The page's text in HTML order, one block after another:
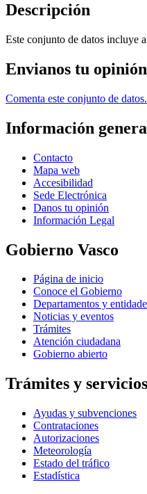
Descripción
Este conjunto de datos incluye
Envianos tu opinión
Comenta este conjunto de datos.
Información
Contacto
Mapa web
Accesibilidad
Sede Electrónica
Danos tu opinión
Información Legal
Gobierno Vasco
Página de inicio
Conoce el Gobierno
Departamentos y
Noticias y eventos
Trámites
Atención ciudadana
Gobierno abierto
Trámites y servicios
Ayudas y subvenciones
Contrataciones
Autorizaciones
Meteorología
Estado del tráfico
Estadística